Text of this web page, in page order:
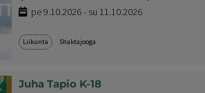
pe 9.10.2026 - su 11.10.2026
Liikunta Shaktajooga
Juha Tapio K-18